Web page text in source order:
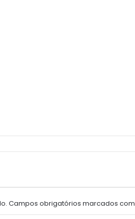
Campos obrigatórios marcados com